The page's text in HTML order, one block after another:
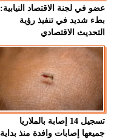
عضو في لجنة الاقتصاد النيابية:
بطء شديد في تنفيذ رؤية
التحديث الاقتصادي
تسجيل 14 إصابة بالملاريا
جميعها إصابات وافدة منذ بداية